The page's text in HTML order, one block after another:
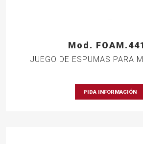
Mod.
JUEGO DE ESPUMAS PARA
PIDA INFORMACIÓN